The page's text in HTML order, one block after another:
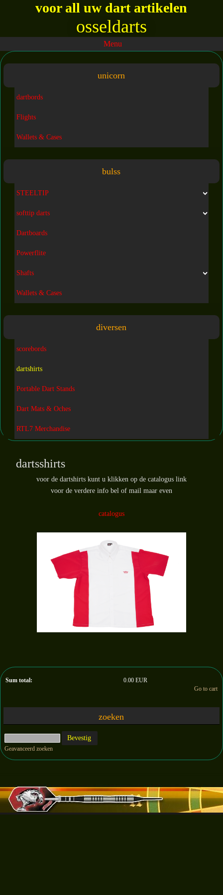
voor all uw dart artikelen
osseldarts
Menu
unicorn
dartbords
Flights
Wallets & Cases
bulss
STEELTIP
softtip darts
Dartboards
Powerflite
Shafts
Wallets & Cases
diversen
scorebords
dartshirts
Portable Dart Stands
Dart Mats & Oches
RTL7 Merchandise
dartsshirts
voor de dartshirts kunt u klikken op de catalogus link
voor de verdere info bel of mail maar even
catalogus
Sum total:
0.00 EUR
Go to cart
zoeken
Geavanceerd zoeken